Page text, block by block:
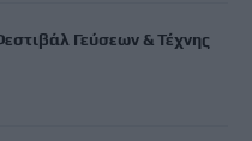
& Τέχνης